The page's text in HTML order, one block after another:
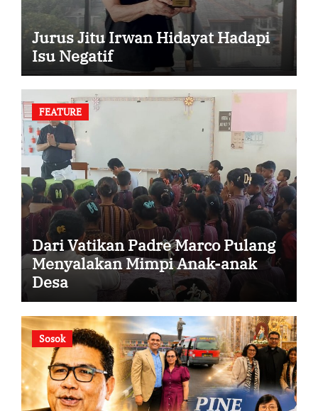
Jurus Jitu Irwan Hidayat Hadapi
Isu Negatif
FEATURE
Dari Vatikan Padre Marco Pulang
Menyalakan Mimpi Anak-anak
Desa
Sosok